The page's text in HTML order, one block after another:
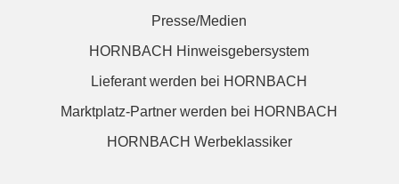
Presse/Medien
HORNBACH Hinweisgebersystem
Lieferant werden bei HORNBACH
Marktplatz-Partner werden bei HORNBACH
HORNBACH Werbeklassiker